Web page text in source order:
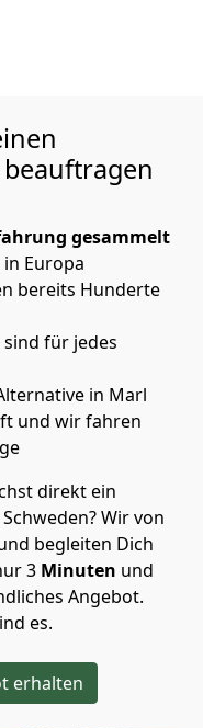
gesammelt
Europa
bereits Hunderte
für jedes
in Marl
und wir fahren
direkt ein
Wir von
begleiten Dich
3 Minuten und
Angebot.
es.
erhalten